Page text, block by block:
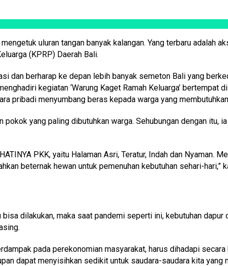
uluran tangan banyak kalangan. Yang terbaru adalah
(KPRP) Daerah Bali.
berharap ke depan lebih banyak semeton Bali yang
kegiatan ‘Warung Kaget Ramah Keluarga’ bertempat
pribadi menyumbang beras kepada warga yang
yang paling dibutuhkan warga. Sehubungan dengan itu,
PKK, yaitu Halaman Asri, Teratur, Indah dan Nyaman.
beternak hewan untuk pemenuhan kebutuhan sehari-hari,”
dilakukan, maka saat pandemi seperti ini, kebutuhan
pada perekonomian masyarakat, harus dihadapi
dapat menyisihkan sedikit untuk saudara-saudara kita yang